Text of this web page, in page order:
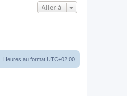
Aller à
Heures au format UTC+02:00